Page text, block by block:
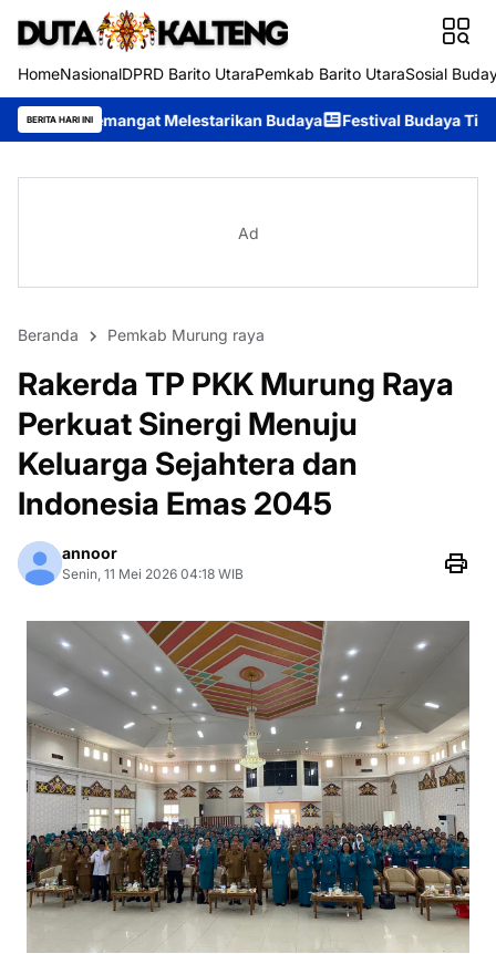
HomeNasionalDPRD Barito UtaraPemkab Barito UtaraSosial
BERITA HARI INI
Melestarikan Budaya Festival Budaya Tira Tangka Balang
Ad
Beranda Pemkab Murung raya
Rakerda TP PKK Murung Raya
Perkuat Sinergi Menuju
Keluarga Sejahtera dan
Indonesia Emas 2045
annoor
Senin, 11 Mei 2026 04:18 WIB